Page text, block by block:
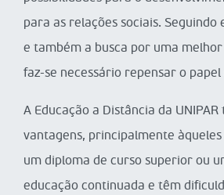
para as relações sociais. Seguindo
e também a busca por uma
faz-se necessário repensar o papel
A Educação a Distância da
vantagens, principalmente
um diploma de curso superior ou
educação continuada e têm